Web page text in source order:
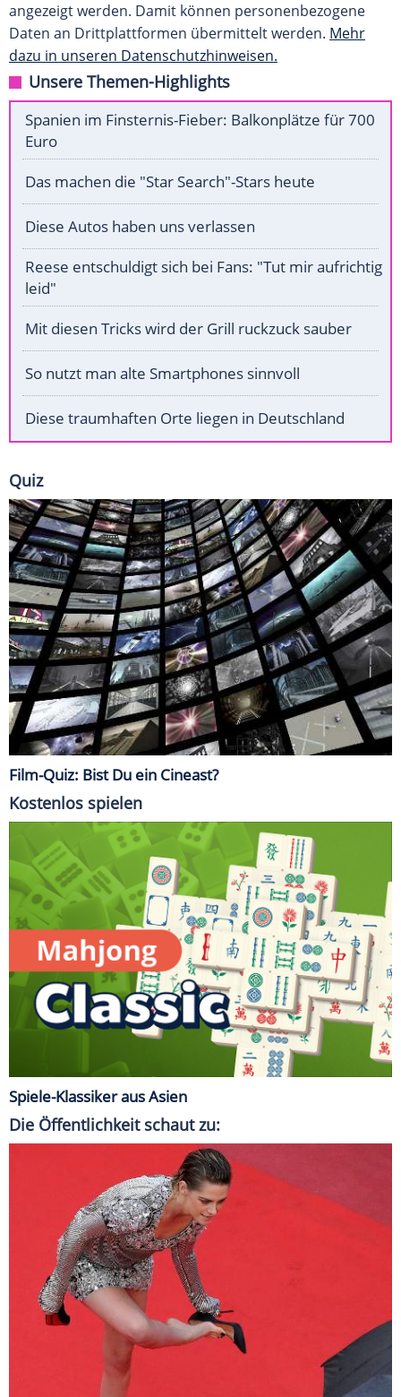
angezeigt werden. Damit können personenbezogene
Daten an Drittplattformen übermittelt werden. Mehr
dazu in unseren Datenschutzhinweisen.
Unsere Themen-Highlights
Spanien im Finsternis-Fieber: Balkonplätze für 700
Euro
Das machen die "Star Search"-Stars heute
Diese Autos haben uns verlassen
Reese entschuldigt sich bei Fans: "Tut mir aufrichtig
leid"
Mit diesen Tricks wird der Grill ruckzuck sauber
So nutzt man alte Smartphones sinnvoll
Diese traumhaften Orte liegen in Deutschland
Quiz
Film-Quiz: Bist Du ein Cineast?
Kostenlos spielen
Spiele-Klassiker aus Asien
Die Öffentlichkeit schaut zu: